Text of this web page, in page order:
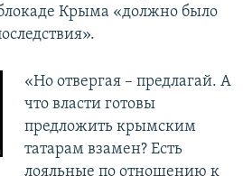
Крыма «должно было
«Но отвергая – предлагай. А
что власти готовы
предложить крымским
татарам взамен? Есть
лояльные по отношению к